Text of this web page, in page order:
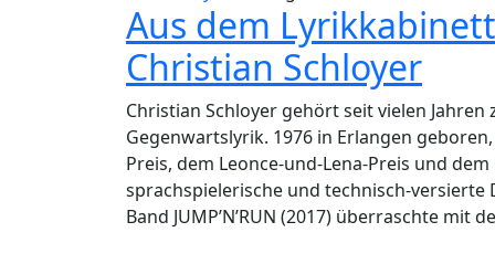
Aus dem
Christian Schloyer
Christian Schloyer gehört seit vielen
Gegenwartslyrik. 1976 in Erlangen
Preis, dem Leonce-und-Lena-Preis und
sprachspielerische und technisch-
Band JUMP’N’RUN (2017) überraschte mit